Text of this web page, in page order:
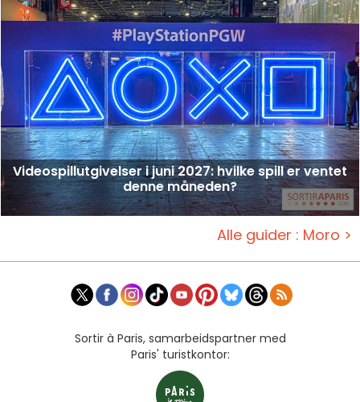
Videospillutgivelser i juni 2027: hvilke spill er ventet
denne måneden?
Alle guider : Moro >
Sortir à Paris, samarbeidspartner med
Paris' turistkontor: